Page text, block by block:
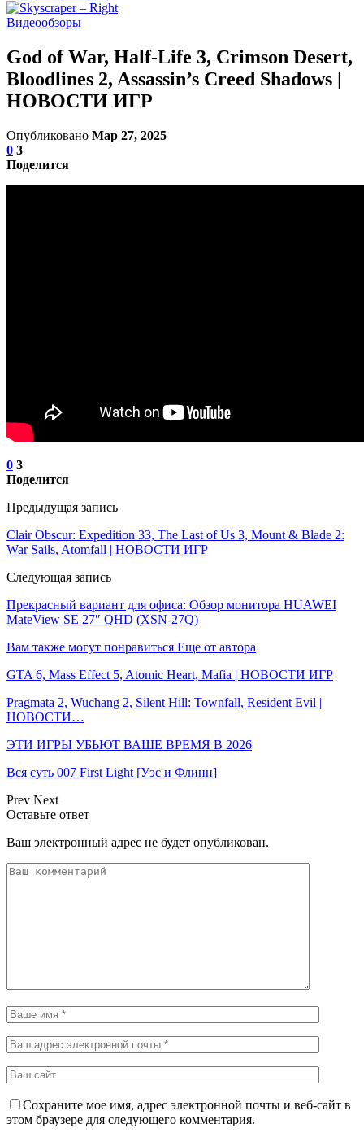
Видеообзоры
God of War, Half-Life 3, Crimson Desert,
Bloodlines 2, Assassin’s Creed Shadows |
НОВОСТИ ИГР
Опубликовано Мар 27, 2025
0 3
Поделится
0 3
Поделится
Предыдущая запись
Clair Obscur: Expedition 33, The Last of Us 3, Mount & Blade 2:
War Sails, Atomfall | НОВОСТИ ИГР
Следующая запись
Прекрасный вариант для офиса: Обзор монитора HUAWEI
MateView SE 27″ QHD (XSN-27Q)
Вам также могут понравиться Еще от автора
GTA 6, Mass Effect 5, Atomic Heart, Mafia | НОВОСТИ ИГР
Pragmata 2, Wuchang 2, Silent Hill: Townfall, Resident Evil |
НОВОСТИ…
ЭТИ ИГРЫ УБЬЮТ ВАШЕ ВРЕМЯ В 2026
Вся суть 007 First Light [Уэс и Флинн]
Prev Next
Оставьте ответ
Ваш электронный адрес не будет опубликован.
Сохраните мое имя, адрес электронной почты и веб-сайт в
этом браузере для следующего комментария.